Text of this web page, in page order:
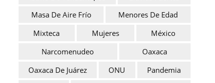
Masa De Aire Frío
Menores De Edad
Mixteca
Mujeres
México
Narcomenudeo
Oaxaca
Oaxaca De Juárez
ONU
Pandemia